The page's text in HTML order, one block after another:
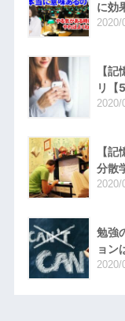
に効
2020/
【
リ【5
2020/
【
分散
2020/
勉強
ョン
2020/